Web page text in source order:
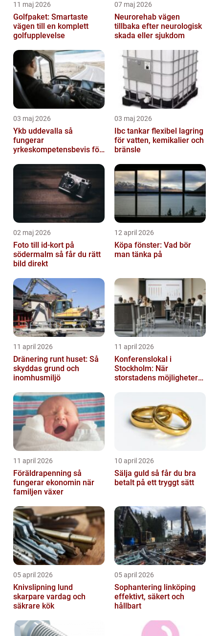
11 maj 2026
Golfpaket: Smartaste
vägen till en komplett
golfupplevelse
07 maj 2026
Neurorehab vägen
tillbaka efter neurologisk
skada eller sjukdom
03 maj 2026
Ykb uddevalla så
fungerar
yrkeskompetensbevis för
03 maj 2026
Ibc tankar flexibel lagring
för vatten, kemikalier och
bränsle
02 maj 2026
Foto till id-kort på
södermalm så får du rätt
bild direkt
12 april 2026
Köpa fönster: Vad bör
man tänka på
11 april 2026
Dränering runt huset: Så
skyddas grund och
inomhusmiljö
11 april 2026
Konferenslokal i
Stockholm: När
storstadens möjligheter
11 april 2026
Föräldrapenning så
fungerar ekonomin när
familjen växer
10 april 2026
Sälja guld så får du bra
betalt på ett tryggt sätt
05 april 2026
Knivslipning lund
skarpare vardag och
säkrare kök
05 april 2026
Sophantering linköping
effektivt, säkert och
hållbart